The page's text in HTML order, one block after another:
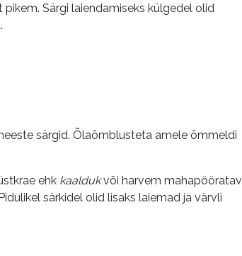
Särgi laiendamiseks külgedel olid
särgid. Õlaõmblusteta amele õmmeldi
ehk kaaldukvõi harvem mahapööratav
särkidel olid lisaks laiemad ja värvli